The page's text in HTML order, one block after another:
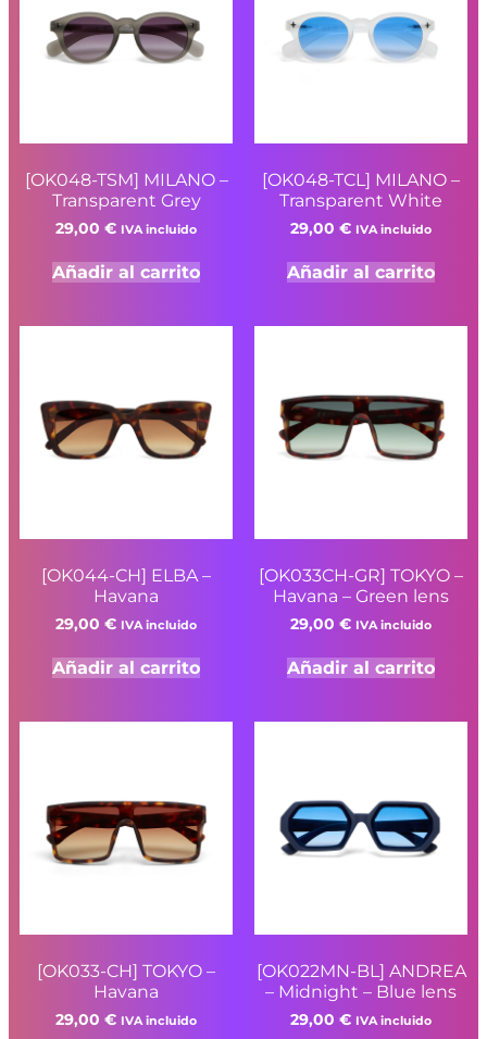
[OK048-TSM] MILANO –
Transparent Grey
29,00 € IVA incluido
Añadir al carrito
[OK048-TCL] MILANO –
Transparent White
29,00 € IVA incluido
Añadir al carrito
[OK044-CH] ELBA –
Havana
29,00 € IVA incluido
Añadir al carrito
[OK033CH-GR] TOKYO –
Havana – Green lens
29,00 € IVA incluido
Añadir al carrito
[OK033-CH] TOKYO –
Havana
29,00 € IVA incluido
[OK022MN-BL] ANDREA
– Midnight – Blue lens
29,00 € IVA incluido